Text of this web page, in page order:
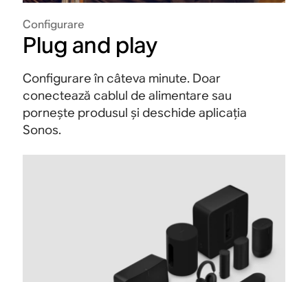
Configurare
Plug and play
Configurare în câteva minute. Doar
conectează cablul de alimentare sau
pornește produsul și deschide aplicația
Sonos.